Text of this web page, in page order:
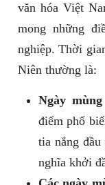
văn hóa Việt
mong những
nghiệp. Thời
Niên thường là:
Ngày
điểm phổ
tia nắng
nghĩa khởi